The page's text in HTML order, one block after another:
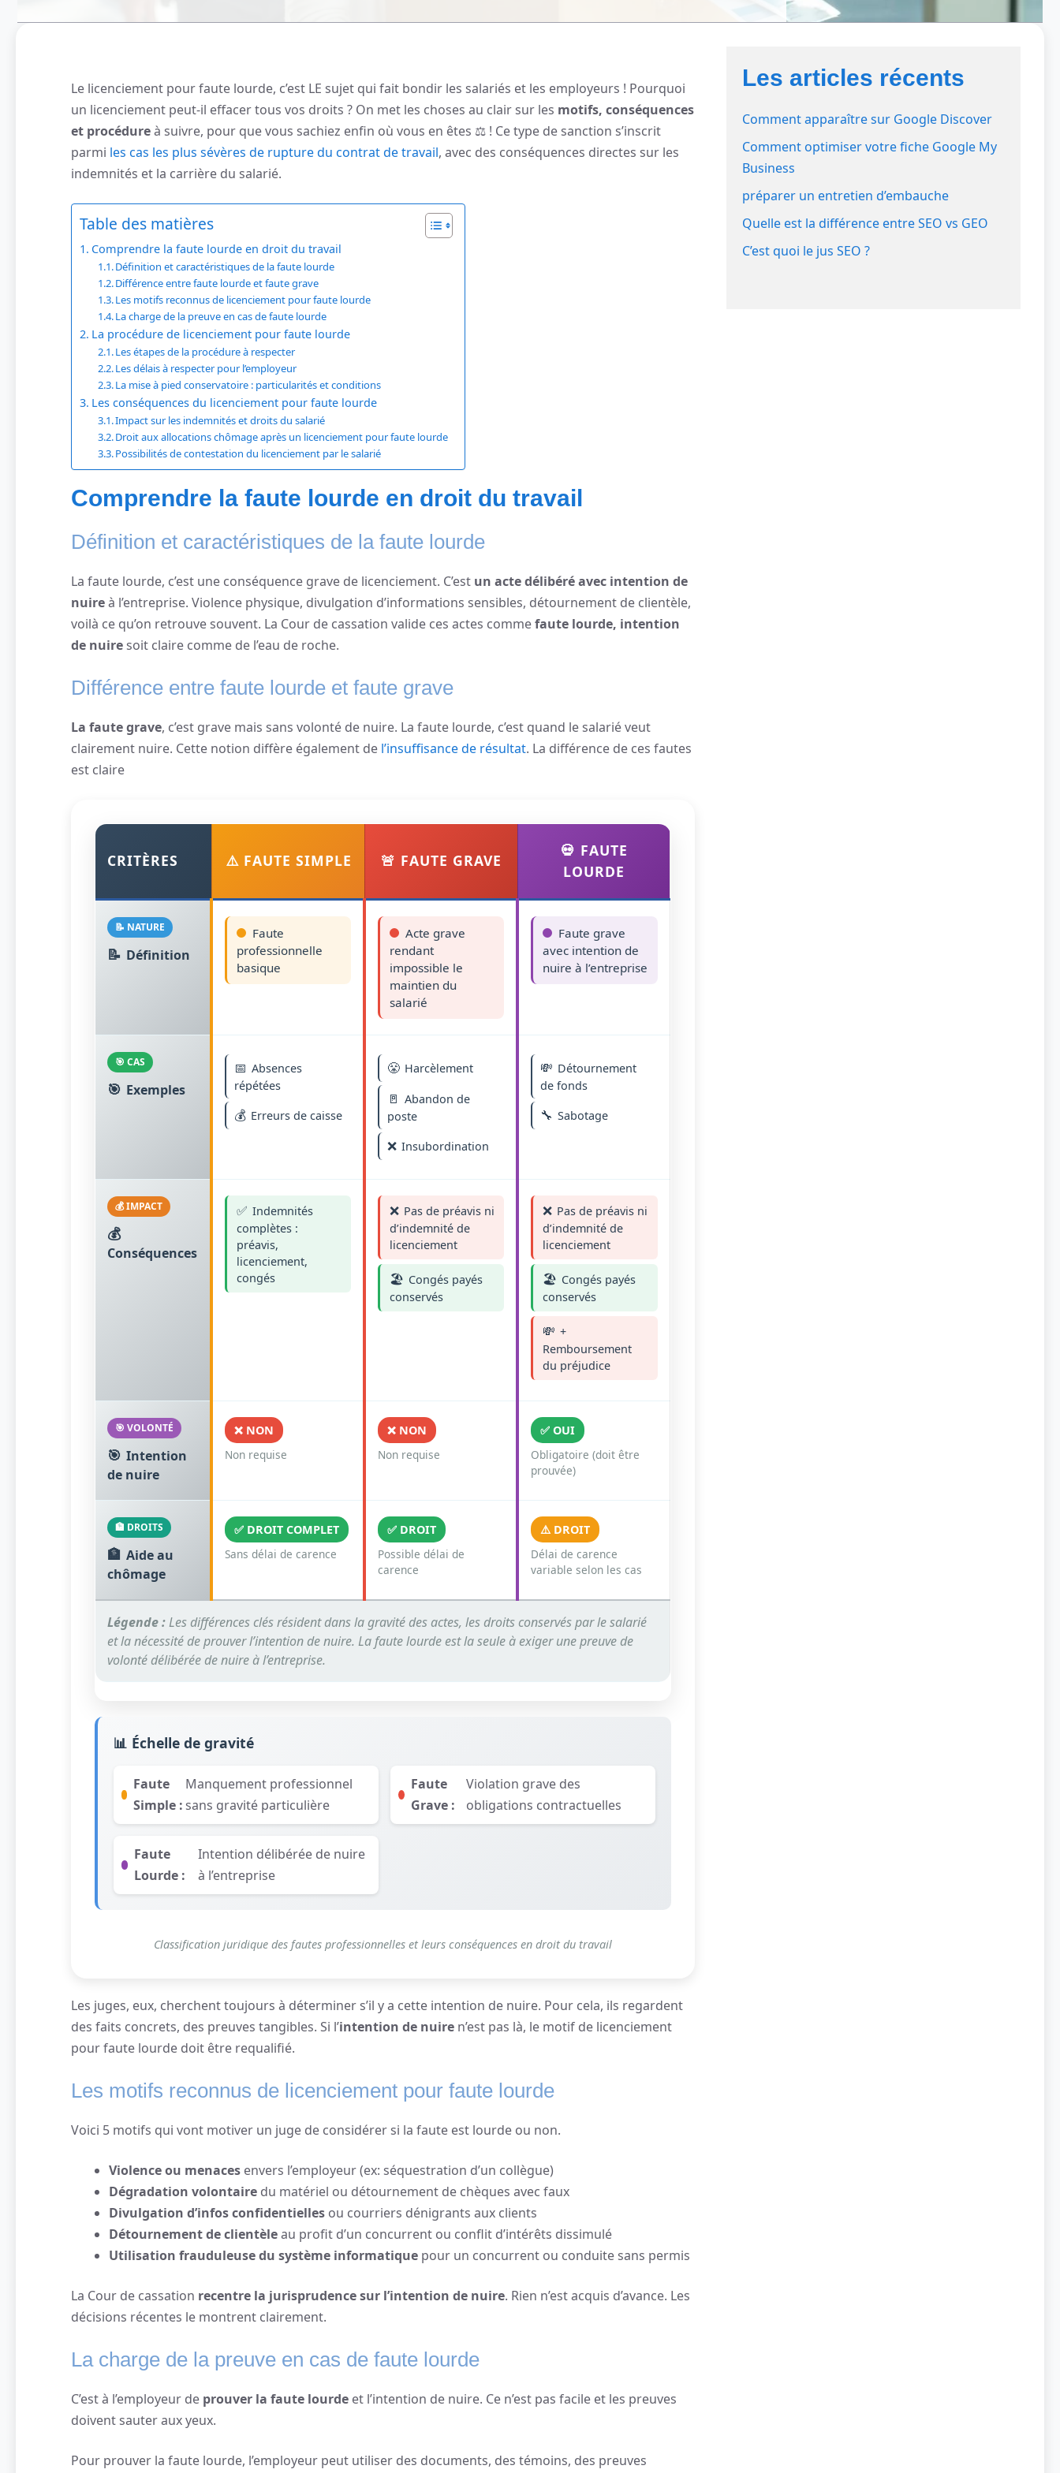
Le licenciement pour faute lourde, c’est LE sujet qui fait bondir les salariés et les employeurs ! Pourquoi
un licenciement peut-il effacer tous vos droits ? On met les choses au clair sur les motifs, conséquences
et procédureà suivre, pour que vous sachiez enfin où vous en êtes ⚖️ ! Ce type de sanction s’inscrit
parmi les cas les plus sévères de rupture du contrat de travail, avec des conséquences directes sur les
indemnités et la carrière du salarié.
Table des matières
Comprendre la faute lourde en droit du travail
Définition et caractéristiques de la faute lourde
Différence entre faute lourde et faute grave
Les motifs reconnus de licenciement pour faute lourde
La charge de la preuve en cas de faute lourde
La procédure de licenciement pour faute lourde
Les étapes de la procédure à respecter
Les délais à respecter pour l’employeur
La mise à pied conservatoire : particularités et conditions
Les conséquences du licenciement pour faute lourde
Impact sur les indemnités et droits du salarié
Droit aux allocations chômage après un licenciement pour faute lourde
Possibilités de contestation du licenciement par le salarié
Comprendre la faute lourde en droit du travail
Définition et caractéristiques de la faute lourde
La faute lourde, c’est une conséquence grave de licenciement. C’est un acte délibéré avec intention de
nuireà l’entreprise. Violence physique, divulgation d’informations sensibles, détournement de clientèle,
voilà ce qu’on retrouve souvent. La Cour de cassation valide ces actes commefaute lourde, intention
de nuiresoit claire comme de l’eau de roche.
Différence entre faute lourde et faute grave
La faute grave, c’est grave mais sans volonté de nuire. La faute lourde, c’est quand le salarié veut
clairement nuire. Cette notion diffère également de l’insuffisance de résultat. La différence de ces fautes
est claire
CRITÈRES ⚠️ FAUTE SIMPLE 🚨 FAUTE GRAVE
💀 FAUTE
LOURDE
📝 NATURE
📝 Définition
Faute
professionnelle
basique
Acte grave
rendant
impossible le
maintien du
salarié
Faute grave
avec intention de
nuire à l’entreprise
🎯 CAS
🎯 Exemples
📅 Absences
répétées
💰 Erreurs de caisse
😤 Harcèlement
🚪 Abandon de
poste
❌ Insubordination
💸 Détournement
de fonds
🔧 Sabotage
💰 IMPACT
💰
Conséquences
✅ Indemnités
complètes :
préavis,
licenciement,
congés
❌ Pas de préavis ni
d’indemnité de
licenciement
🏖️ Congés payés
conservés
❌ Pas de préavis ni
d’indemnité de
licenciement
🏖️ Congés payés
conservés
💸 +
Remboursement
du préjudice
🎯 VOLONTÉ
🎯 Intention
de nuire
❌ NON
Non requise
❌ NON
Non requise
✅ OUI
Obligatoire (doit être
prouvée)
🏦 DROITS
🏦 Aide au
chômage
✅ DROIT COMPLET
Sans délai de carence
✅ DROIT
Possible délai de
carence
⚠️ DROIT
Délai de carence
variable selon les cas
Légende :Les différences clés résident dans la gravité des actes, les droits conservés par le salarié
et la nécessité de prouver l’intention de nuire. La faute lourde est la seule à exiger une preuve de
volonté délibérée de nuire à l’entreprise.
📊 Échelle de gravité
Faute
Simple :
Manquement professionnel
sans gravité particulière
Faute
Grave :
Violation grave des
obligations contractuelles
Faute
Lourde :
Intention délibérée de nuire
à l’entreprise
Classification juridique des fautes professionnelles et leurs conséquences en droit du travail
Les juges, eux, cherchent toujours à déterminer s’il y a cette intention de nuire. Pour cela, ils regardent
des faits concrets, des preuves tangibles. Si l’intention de nuire n’est pas là, le motif de licenciement
pour faute lourde doit être requalifié.
Les motifs reconnus de licenciement pour faute lourde
Voici 5 motifs qui vont motiver un juge de considérer si la faute est lourde ou non.
Violence ou menaces envers l’employeur (ex: séquestration d’un collègue)
Dégradation volontaire du matériel ou détournement de chèques avec faux
Divulgation d’infos confidentielles ou courriers dénigrants aux clients
Détournement de clientèleau profit d’un concurrent ou conflit d’intérêts dissimulé
Utilisation frauduleuse du système informatique pour un concurrent ou conduite sans permis
La Cour de cassation recentre la jurisprudence sur l’intention de nuire. Rien n’est acquis d’avance. Les
décisions récentes le montrent clairement.
La charge de la preuve en cas de faute lourde
C’est à l’employeur de prouver la faute lourde et l’intention de nuire. Ce n’est pas facile et les preuves
doivent sauter aux yeux.
Pour prouver la faute lourde, l’employeur peut utiliser des documents, des témoins, des preuves
Les articles récents
Comment apparaître sur Google Discover
Comment optimiser votre fiche Google My
Business
préparer un entretien d’embauche
Quelle est la différence entre SEO vs GEO
C’est quoi le jus SEO ?